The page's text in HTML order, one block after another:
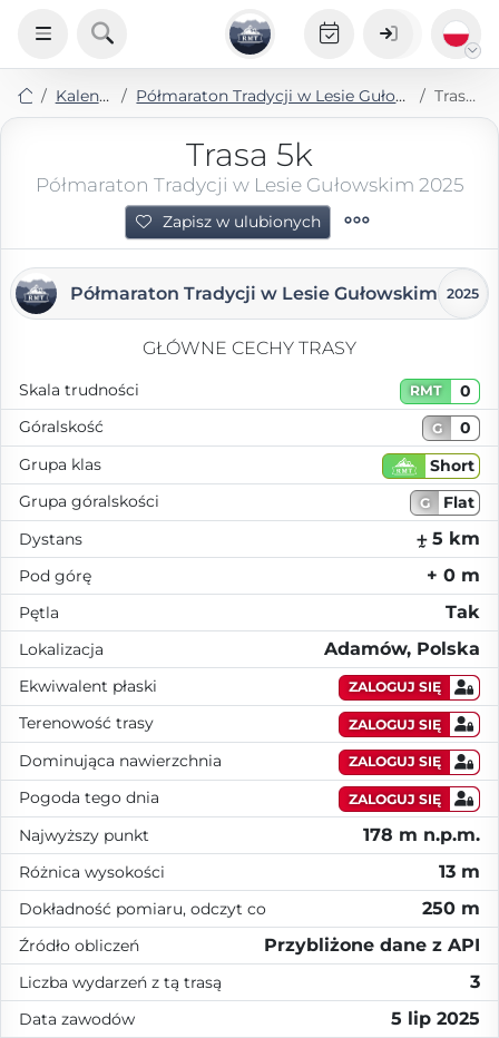
Kalendarz Półmaraton Tradycji w Lesie Gułowskim 2025 Trasa 5k
Trasa 5k
Półmaraton Tradycji w Lesie Gułowskim 2025
Zapisz w ulubionych
Półmaraton Tradycji w Lesie Gułowskim 2025
GŁÓWNE CECHY TRASY
Skala trudności RMT
0
Góralskość
G
0
Grupa klas
Short
Grupa góralskości
G
Flat
Dystans
⨦ 5 km
Pod górę + 0 m
Pętla Tak
Lokalizacja Adamów, Polska
Ekwiwalent płaski ZALOGUJ SIĘ
Terenowość trasy ZALOGUJ SIĘ
Dominująca nawierzchnia ZALOGUJ SIĘ
Pogoda tego dnia ZALOGUJ SIĘ
Najwyższy punkt 178 m n.p.m.
Różnica wysokości 13 m
Dokładność pomiaru, odczyt co 250 m
Źródło obliczeń Przybliżone dane z API
Liczba wydarzeń z tą trasą 3
Data zawodów 5 lip 2025